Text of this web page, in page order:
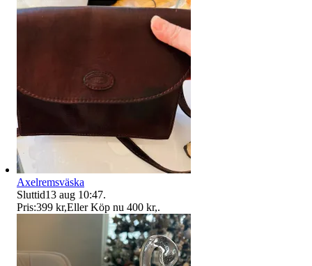
Axelremsväska
Sluttid13 aug 10:47.
Pris:399 kr,Eller Köp nu 400 kr,.